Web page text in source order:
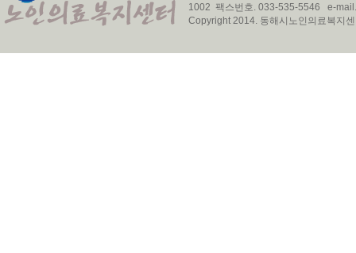
1002 팩스번호. 033-535-5546 e-
Copyright 2014. 동해시노인의료복지